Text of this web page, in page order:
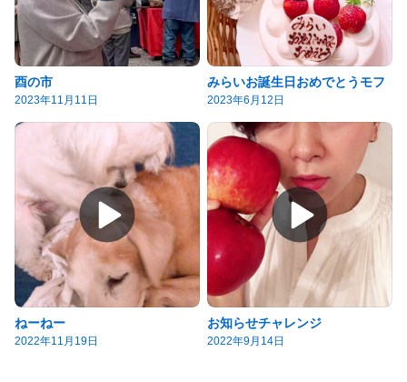
酉の市
2023年11月11日
みらいお誕生日おめでとうモフ
2023年6月12日
ねーねー
2022年11月19日
お知らせチャレンジ
2022年9月14日